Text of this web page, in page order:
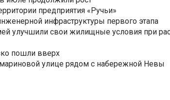
предприятия «Ручьи»
инфраструктуры первого этапа
улучшили свои жилищные условия при
пошли вверх
улице рядом с набережной Невы